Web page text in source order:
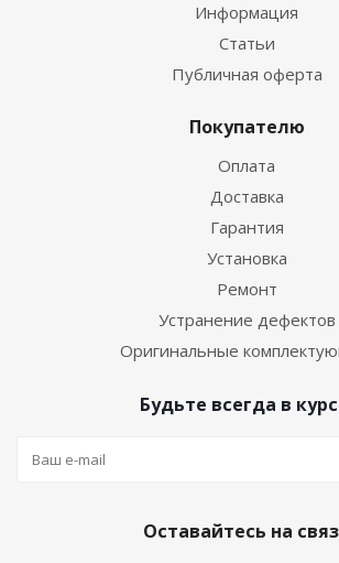
Информация
Статьи
Публичная оферта
Покупателю
Оплата
Доставка
Гарантия
Установка
Ремонт
Устранение дефектов
Оригинальные
Будьте всегда в
Оставайтесь на